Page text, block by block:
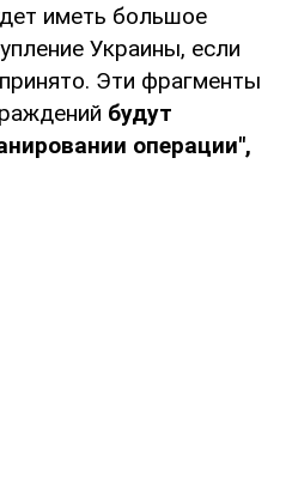
иметь большое
Украины, если
Эти фрагменты
будут
операции",